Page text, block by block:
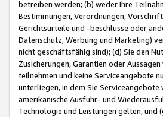
betreiben werden; (b) weder Ihre
Bestimmungen, Verordnungen,
Gerichtsurteile und -beschlüsse oder
Datenschutz, Werbung und Marketing)
nicht geschäftsfähig sind); (d) Sie den
Zusicherungen, Garantien oder
teilnehmen und keine Serviceangebote
unterliegen, in dem Sie
amerikanische Ausfuhr- und
Technologie und Leistungen gelten,